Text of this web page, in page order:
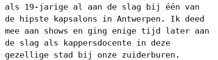
als 19-jarige al aan de slag bij één van
de hipste kapsalons in Antwerpen. Ik deed
mee aan shows en ging enige tijd later aan
de slag als kappersdocente in deze
gezellige stad bij onze zuiderburen.